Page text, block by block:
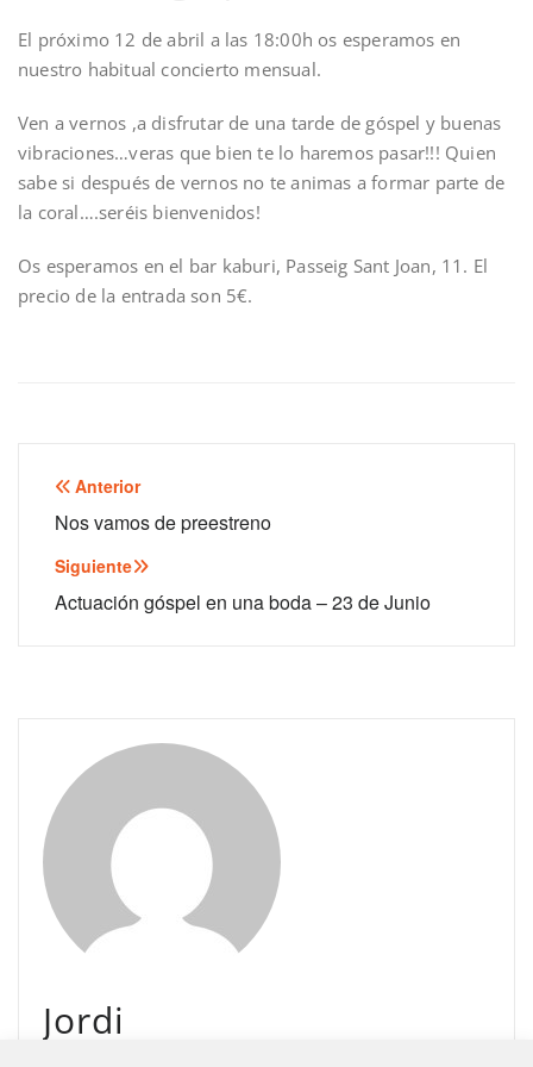
El próximo 12 de abril a las 18:00h os esperamos en
nuestro habitual concierto mensual.
Ven a vernos ,a disfrutar de una tarde de góspel y buenas
vibraciones…veras que bien te lo haremos pasar!!! Quien
sabe si después de vernos no te animas a formar parte de
la coral….seréis bienvenidos!
Os esperamos en el bar kaburi, Passeig Sant Joan, 11. El
precio de la entrada son 5€.
Anterior
Nos vamos de preestreno
Siguiente
Actuación góspel en una boda – 23 de Junio
Jordi